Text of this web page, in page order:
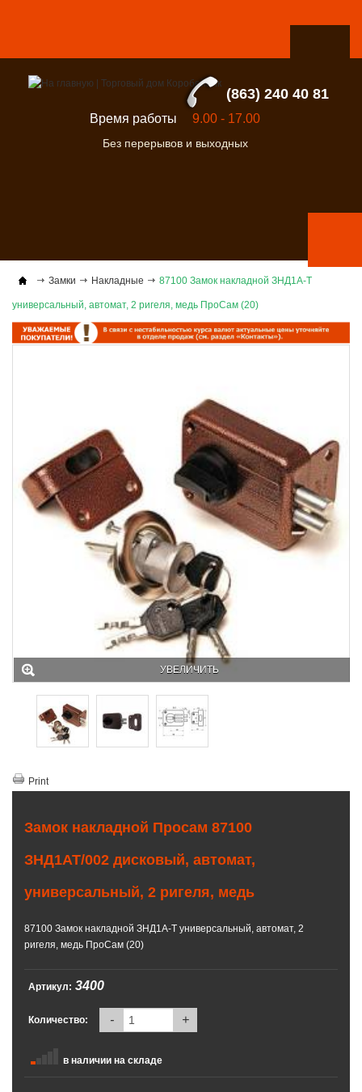
(863) 240 40 81
Время работы 9.00 - 17.00
Без перерывов и выходных
Замки Накладные 87100 Замок накладной ЗНД1А-Т
универсальный, автомат, 2 ригеля, медь ПроСам (20)
УВЕЛИЧИТЬ
Print
Замок накладной Просам 87100
ЗНД1АТ/002 дисковый, автомат,
универсальный, 2 ригеля, медь
87100 Замок накладной ЗНД1А-Т универсальный, автомат, 2
ригеля, медь ПроСам (20)
Артикул: 3400
Количество: - +
в наличии на складе